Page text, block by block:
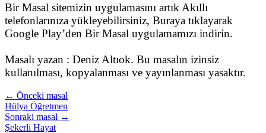
Bir Masal sitemizin uygulamasını artık Akıllı
telefonlarınıza yükleyebilirsiniz, Buraya tıklayarak
Google Play’den Bir Masal uygulamamızı indirin.
Masalı yazan : Deniz Altıok. Bu masalın izinsiz
kullanılması, kopyalanması ve yayınlanması yasaktır.
← Önceki masal
Hülya Öğretmen
Sonraki masal →
Şekerli Hayat